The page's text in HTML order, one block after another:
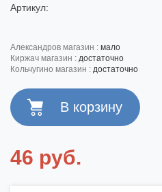
Артикул:
александров магазин : мало
киржач магазин : достаточно
кольчугино магазин : достаточно
46 руб.